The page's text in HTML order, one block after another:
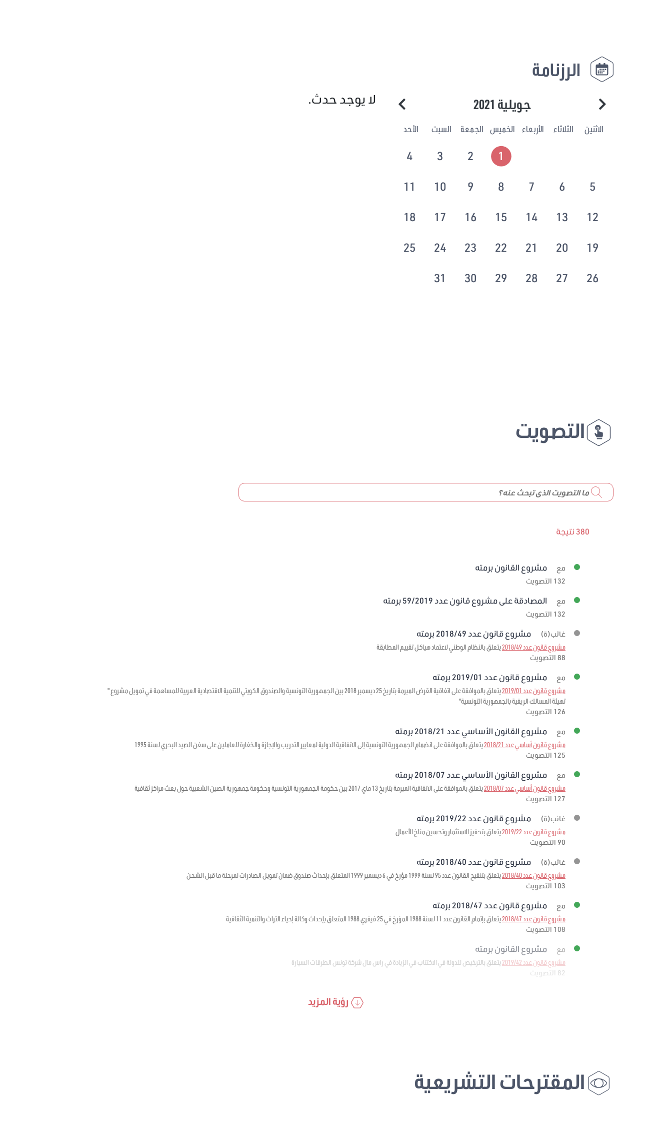
الرزنامة
جويلية 2021
الاثنين الثلاثاء الأربعاء الخميس الجمعة السبت الأحد
1
2
3
4
5
6
7
8
9
10
11
12
13
14
15
16
17
18
19
20
21
22
23
24
25
26
27
28
29
30
31
لا يوجد حدث.
التصويت
380 نتيجة
مع مشروع القانون برمته
132 التصويت
مع المصادقة على مشروع قانون عدد 59/2019 برمته
132 التصويت
غائب(ة) مشروع قانون عدد 2018/49 برمته
مشروع قانون عدد 2018/49
يتعلق بالنظام الوطني لاعتماد هياكل تقييم المطابقة
88 التصويت
مع مشروع قانون عدد 2019/01 برمته
مشروع قانون عدد 2019/01
يتعلق بالموافقة على اتفاقية القرض المبرمة بتاريخ 25 ديسمبر 2018 بين الجمهورية التونسية والصندوق الكويتي للتنمية الاقتصادية العربية للمساهمة في تمويل مشروع "
تهيئة المسالك الريفية بالجمهورية التونسية"
126 التصويت
مع مشروع القانون الأساسي عدد 2018/21 برمته
مشروع قانون أساسي عدد 2018/21
يتعلق بالموافقة على انضمام الجمهورية التونسية إلى الاتفاقية الدولية لمعايير التدريب والإجازة والخفارة للعاملين على سفن الصيد البحري لسنة 1995
125 التصويت
مع مشروع القانون الأساسي عدد 2018/07 برمته
مشروع قانون أساسي عدد 2018/07
يتعلق بالموافقة على الاتفاقية المبرمة بتاريخ 13 ماي 2017 بين حكومة الجمهورية التونسية وحكومة جمهورية الصين الشعبية حول بعث مراكز ثقافية
127 التصويت
غائب(ة) مشروع قانون عدد 2019/22 برمته
مشروع قانون عدد 2019/22
يتعلق بتحفيز الاستثمار وتحسين مناخ الأعمال
90 التصويت
غائب(ة) مشروع قانون عدد 2018/40 برمته
مشروع قانون عدد 2018/40
يتعلق بتنقيح القانون عدد 95 لسنة 1999 مؤرخ في 6 ديسمبر 1999 المتعلق بإحداث صندوق ضمان تمويل الصادرات لمرحلة ما قبل الشحن
103 التصويت
مع مشروع قانون عدد 2018/47 برمته
مشروع قانون عدد 2018/47
يتعلق بإتمام القانون عدد 11 لسنة 1988 المؤرخ في 25 فيفري 1988 المتعلق بإحداث وكالة إحياء التراث والتنمية الثقافية
108 التصويت
مع مشروع القانون برمته
مشروع قانون عدد 2019/42
يتعلق بالترخيص للدولة في الاكتتاب في الزيادة في راس مال شركة تونس الطرقات السيارة
82 التصويت
رؤية المزيد
المقترحات التشريعية